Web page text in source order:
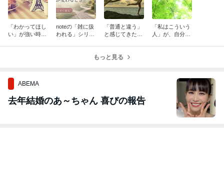
「わかってほし
い」が強い時ほ
noteの「雑に扱
われる」シリー
「普通と違う」
と感じてきた人
てきた
「私はこういう
人」が、自分を
もっと見る
ABEMA
去年結婚のあ～ちゃん 喜びの報告